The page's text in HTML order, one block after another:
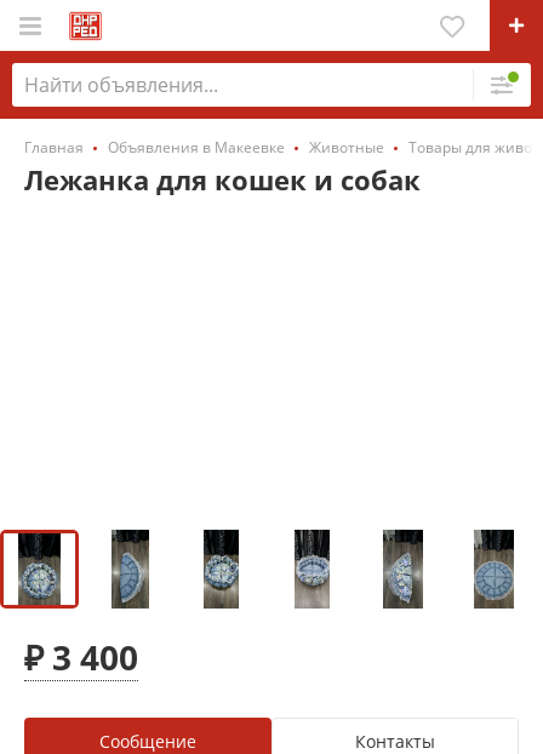
Главная Объявления в Макеевке Животные Товары для
Лежанка для кошек и собак
₽ 3 400
Сообщение Контакты